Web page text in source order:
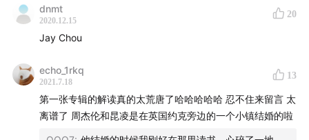
09年，他位列CNN评选出的25位亚洲最具影响力人物，
CNN用非凡艺人entertainer extraordinaire来评价他
今天我邀请我的好朋友纳迪 我们一起来聊一聊周杰伦
时至今日，他捧回15座金曲奖，涉及7大类别，并夺得4次
最佳专辑，创下并维持着金曲奖三项最高记录：
金曲奖获奖最多的歌手
dnmt
2020.12.15
20
Jay Chou
echo_1rkq
2021.7.18
13
第一张专辑的解读真的太荒唐了哈哈哈哈哈 忍不住来留言 太
离谱了 周杰伦和昆凌是在英国约克旁边的一个小镇结婚的啦